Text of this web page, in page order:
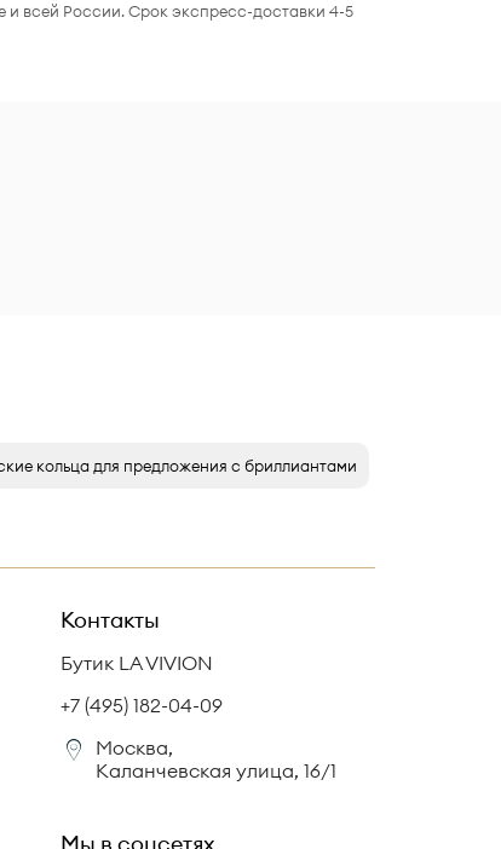
и всей России. Срок экспресс-доставки 4-5
кольца для предложения с бриллиантами
Контакты
Бутик LA VIVION
+7 (495) 182-04-09
Москва,
Каланчевская улица, 16/1
Мы в соцсетях